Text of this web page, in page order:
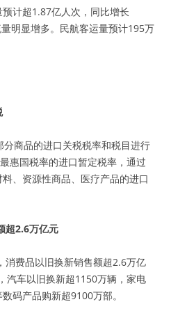
计超1.87亿人次，同比增长
明显增多。民航客运量预计195万
商品的进口关税税率和税目进行
惠国税率的进口暂定税率，通过
、资源性商品、医疗产品的进口
超2.6万亿元
消费品以旧换新销售额超2.6万亿
汽车以旧换新超1150万辆，家电
码产品购新超9100万部。